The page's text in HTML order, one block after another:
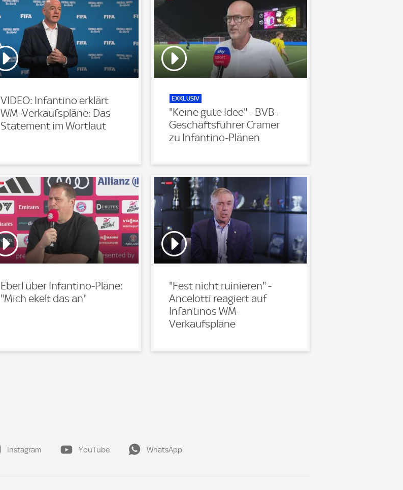
VIDEO: Infantino erklärt
WM-Verkaufspläne: Das
Statement im Wortlaut
EXKLUSIV
"Keine gute Idee" - BVB-
Geschäftsführer Cramer
zu Infantino-Plänen
Eberl über Infantino-Pläne:
"Mich ekelt das an"
"Fest nicht ruinieren" -
Ancelotti reagiert auf
Infantinos WM-
Verkaufspläne
Instagram YouTube WhatsApp